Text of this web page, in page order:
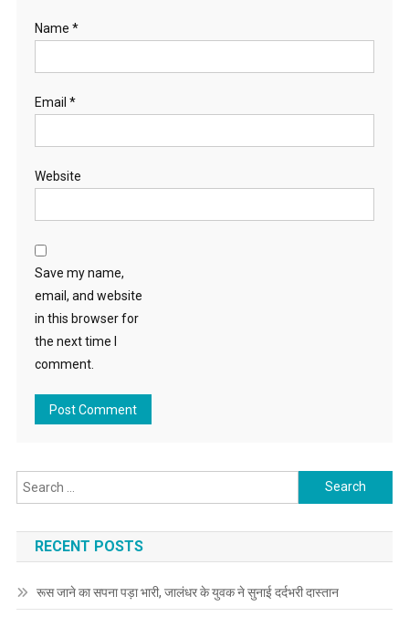
Name *
Email *
Website
Save my name,
email, and website
in this browser for
the next time I
comment.
Search for:
RECENT POSTS
रूस जाने का सपना पड़ा भारी, जालंधर के युवक ने सुनाई दर्दभरी दास्तान